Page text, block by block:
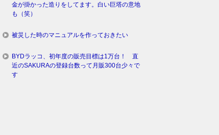
金が掛かった造りをしてます。白い巨塔の意地
も（笑）
被災した時のマニュアルを作っておきたい
BYDラッコ、初年度の販売目標は1万台！ 直
近のSAKURAの登録台数って月販300台少々で
す